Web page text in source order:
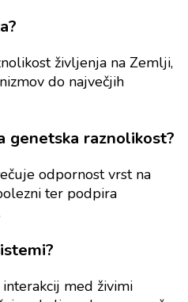
življenja na Zemlji,
do največjih
genetska raznolikost?
odpornost vrst na
ter podpira
med živimi